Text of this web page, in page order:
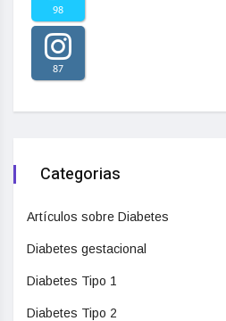
98
87
Categorias
Artículos sobre Diabetes
Diabetes gestacional
Diabetes Tipo 1
Diabetes Tipo 2